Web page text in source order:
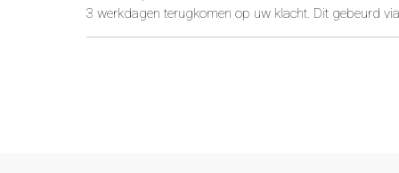
3 werkdagen terugkomen op uw klacht. Dit gebeurd